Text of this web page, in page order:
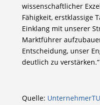
wissenschaftlicher
Fähigkeit, erstklassige
Einklang mit unserer
Marktführer
Entscheidung, unser
deutlich zu verstärken.“
Quelle: